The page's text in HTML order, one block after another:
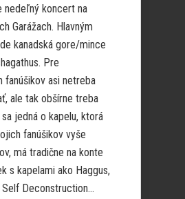
nedeľný koncert na
Garážach. Hlavným
kanadská gore/mince
Pre
fanúšikov asi netreba
ale tak obšírne treba
jedná o kapelu, ktorá
fanúšikov vyše
má tradične na konte
s kapelami ako Haggus,
Deconstruction…